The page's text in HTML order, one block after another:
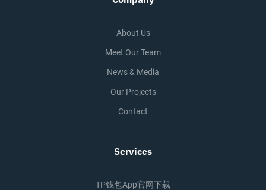
About Us
Meet Our Team
News & Media
Our Projects
Contact
Services
TP钱包app官网下载